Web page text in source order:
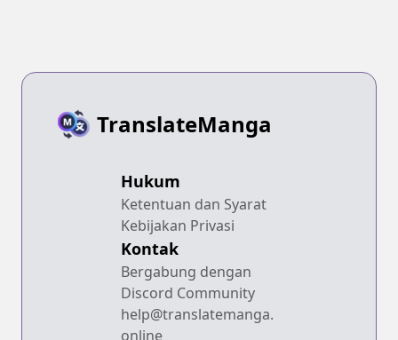
TranslateManga
Hukum
Ketentuan dan Syarat
Kebijakan Privasi
Kontak
Bergabung dengan
Discord Community
help@translatemanga.
online